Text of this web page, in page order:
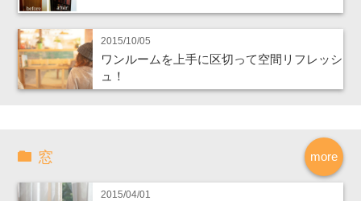
2015/10/05
ワンルームを上手に区切って空間リフレッシ
ュ！
more
窓
2015/04/01